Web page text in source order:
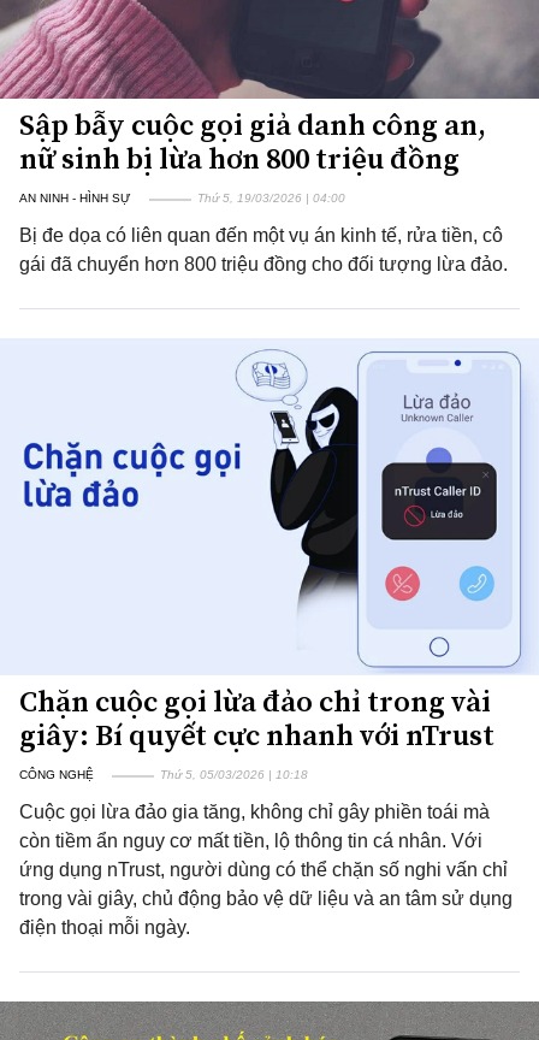
Sập bẫy cuộc gọi giả danh công an,
nữ sinh bị lừa hơn 800 triệu đồng
AN NINH - HÌNH SỰ Thứ 5, 19/03/2026 | 04:00
Bị đe dọa có liên quan đến một vụ án kinh tế, rửa tiền, cô
gái đã chuyển hơn 800 triệu đồng cho đối tượng lừa đảo.
Chặn cuộc gọi lừa đảo chỉ trong vài
giây: Bí quyết cực nhanh với nTrust
CÔNG NGHỆ Thứ 5, 05/03/2026 | 10:18
Cuộc gọi lừa đảo gia tăng, không chỉ gây phiền toái mà
còn tiềm ẩn nguy cơ mất tiền, lộ thông tin cá nhân. Với
ứng dụng nTrust, người dùng có thể chặn số nghi vấn chỉ
trong vài giây, chủ động bảo vệ dữ liệu và an tâm sử dụng
điện thoại mỗi ngày.